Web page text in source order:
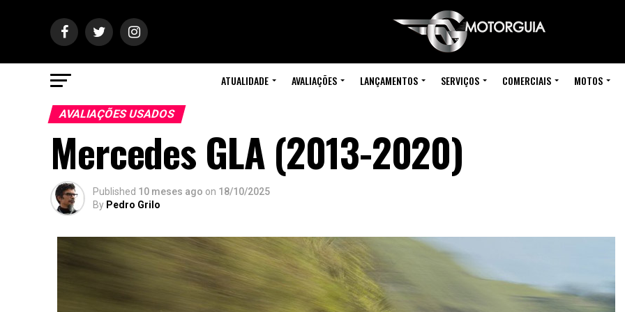
ATUALIDADE AVALIAÇÕES LANÇAMENTOS SERVIÇOS COMERCIAIS MOTOS
AVALIAÇÕES USADOS
Mercedes GLA (2013-2020)
Published 10 meses ago on 18/10/2025
By Pedro Grilo